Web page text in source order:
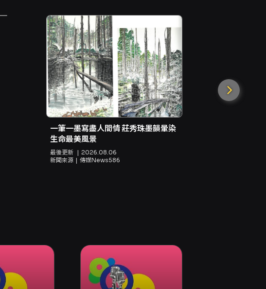
一筆一墨寫盡人間情 莊秀珠墨韻暈染
生命最美風景
最後更新
2026.08.06
新聞來源
傳媒News586